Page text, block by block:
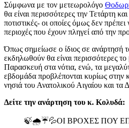
Σύμφωνα με τον μετεωρολόγο
θα είναι περισσότερες την Τετάρτη
ποτιστικές- οι οποίες όμως δεν
περιοχές που έχουν πληγεί από την
Όπως σημείωσε ο ίδιος σε ανάρτησή
εκδηλωθούν θα είναι περισσότερες
Παρασκευή στα νότια, ενώ, τα
εβδομάδα προβλέπονται κυρίως στην
νησιά του Ανατολικού Αιγαίου και τα
Δείτε την ανάρτηση του κ. Κολυδά:
🍃🌧☔💦ΟΙ ΒΡΟΧΕΣ ΠΟΥ